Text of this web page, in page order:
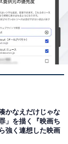
18区で「自然
ニュース編集
キング！ 1位
難読地名にも
かなえだけじゃな
」を描く『映画ち
強く連想した映画